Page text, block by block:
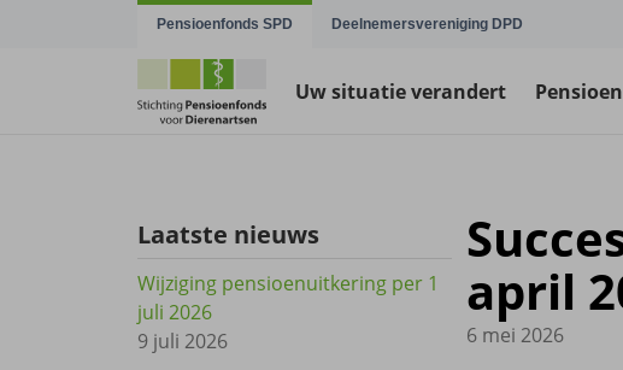
Navigatie overslaanPensioenfonds SPD Deelnemersvereniging DPD
Uw situatie verandert
Laatste nieuws
Wijziging pensioenuitkering per 1
juli 2026
9 juli 2026
april
6 mei 2026